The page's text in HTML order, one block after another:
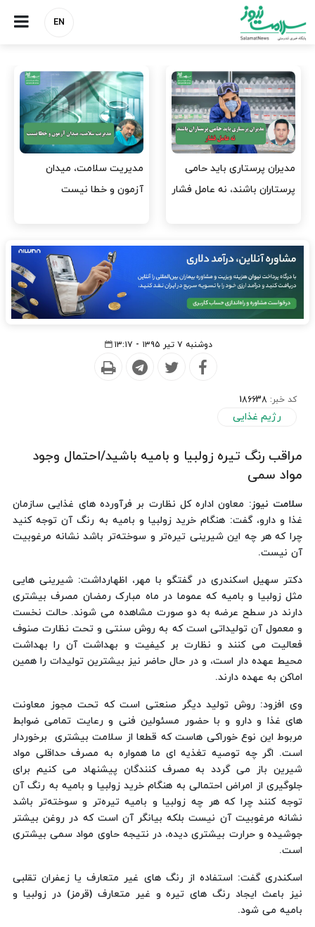
EN
فشار
مدیریت سلامت، میدان
آزمون و خطا نیست
وقت وزیر بهداشت باید
افتتاح پروژه‌ها شود؟
دوشنبه ۷ تیر ۱۳۹۵ - ۱۳:۱۷
کد خبر: 186638
رژیم غذایی
مراقب رنگ تیره زولبیا و بامیه باشید/احتمال وجود
مواد سمی
سلامت نیوز: معاون اداره کل نظارت بر فرآورده های غذایی سازمان
غذا و دارو، گفت: هنگام خرید زولبیا و بامیه به رنگ آن توجه کنید
چرا که هر چه این شیرینی تیره‌تر و سوخته‌تر باشد نشانه مرغوبیت
آن نیست.
دکتر سهیل اسکندری در گفتگو با مهر، اظهارداشت: شیرینی هایی
مثل زولبیا و بامیه که عموما در ماه مبارک رمضان مصرف بیشتری
دارند در سطح عرضه به دو صورت مشاهده می شوند. حالت نخست
و معمول آن تولیداتی است که به روش سنتی و تحت نظارت صنوف
فعالیت می کنند و نظارت بر کیفیت و بهداشت آن را بهداشت
محیط عهده دار است، و در حال حاضر نیز بیشترین تولیدات را همین
اماکن به عهده دارند.
وی افزود: روش تولید دیگر صنعتی است که تحت مجوز معاونت
های غذا و دارو و با حضور مسئولین فنی و رعایت تمامی ضوابط
مربوط این نوع خوراکی هاست که قطعا از سلامت بیشتری برخوردار
است. اگر چه توصیه تغذیه ای ما همواره به مصرف حداقلی مواد
شیرین باز می گردد به مصرف کنندگان پیشنهاد می کنیم برای
جلوگیری از امراض احتمالی به هنگام خرید زولبیا و بامیه به رنگ آن
توجه کنند چرا که هر چه زولبیا و بامیه تیره‌تر و سوخته‌تر باشد
نشانه مرغوبیت آن نیست بلکه بیانگر آن است که در روغن بیشتر
جوشیده و حرارت بیشتری دیده، در نتیجه حاوی مواد سمی بیشتری
است.
اسکندری گفت: استفاده از رنگ های غیر متعارف یا زعفران تقلبی
نیز باعث ایجاد رنگ های تیره و غیر متعارف (قرمز) در زولبیا و
بامیه می شود.